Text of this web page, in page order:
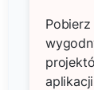
Pobierz